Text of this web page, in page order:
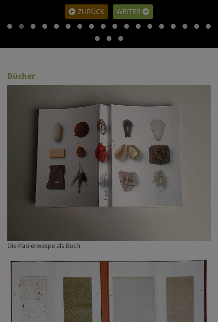
ZURÜCK WEITER
Bücher
Die Papierwespe als Buch